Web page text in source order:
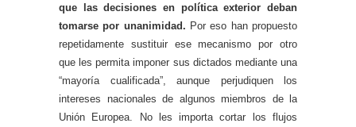
que las decisiones en política exterior deban
tomarse por unanimidad. Por eso han propuesto
repetidamente sustituir ese mecanismo por otro
que les permita imponer sus dictados mediante una
“mayoría cualificada”, aunque perjudiquen los
intereses nacionales de algunos miembros de la
Unión Europea. No les importa cortar los flujos